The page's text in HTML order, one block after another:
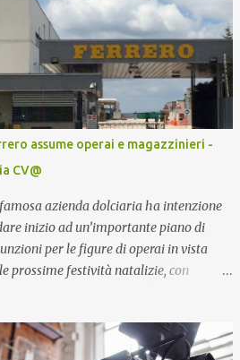
assume operai e magazzinieri -
CV@
azienda dolciaria ha intenzione
inizio ad un’importante piano di
per le figure di operai in vista
prossime festività natalizie, con
all’interno dei magazzini.